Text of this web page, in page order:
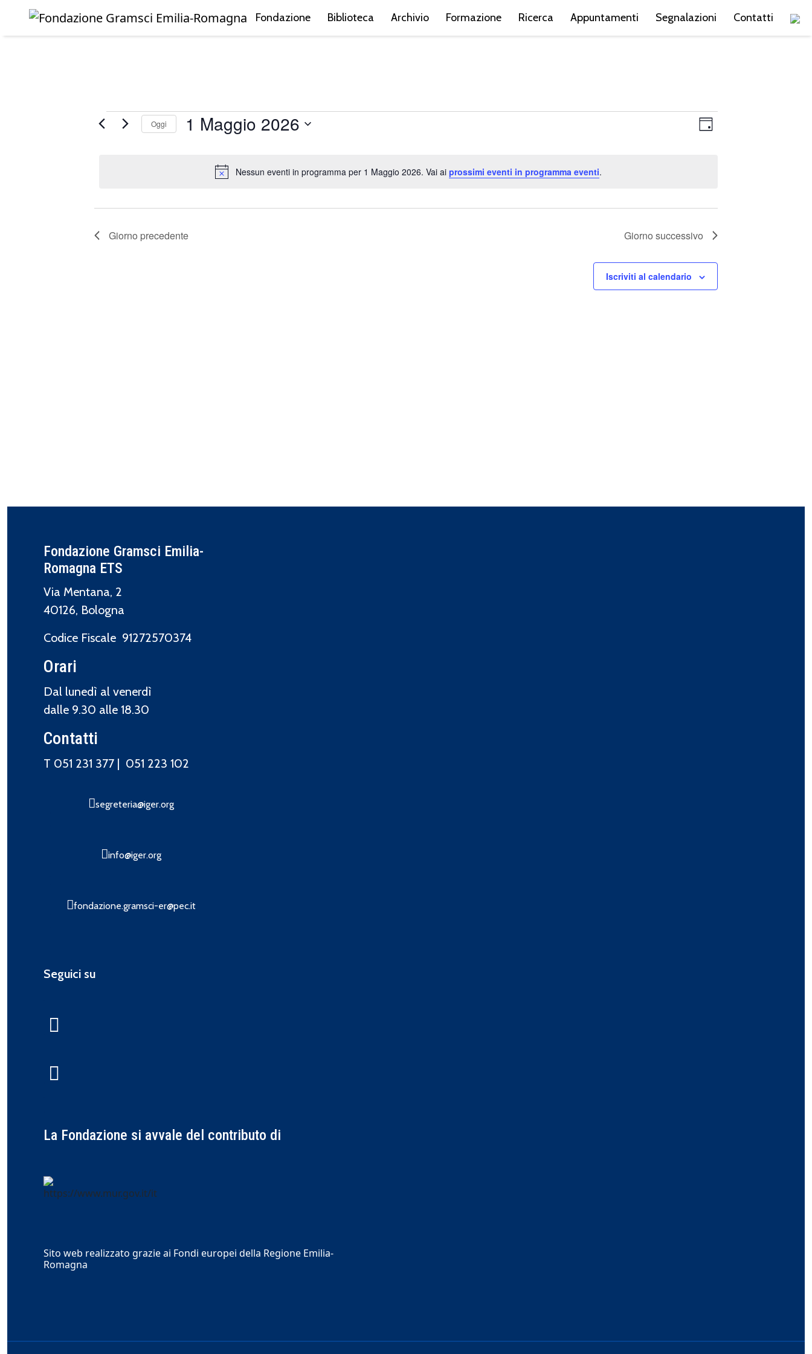
Fondazione Biblioteca Archivio Formazione Ricerca Appuntamenti Segnalazioni Contatti
Eventi
Maggio
2026
Notice
Nessun eventi in programma per 1 Maggio 2026. Vai ai prossimi eventi in programma eventi.
Viste
Evento
Giorno
Oggi 1 Maggio 2026
Giorno precedente Giorno successivo
Iscriviti al calendario
Fondazione Gramsci Emilia-
Romagna ETS
Via Mentana, 2
40126, Bologna
Codice Fiscale 91272570374
Orari
Dal lunedì al venerdì
dalle 9.30 alle 18.30
Contatti
T 051 231 377 | 051 223 102
segreteria@iger.org
info@iger.org
fondazione.gramsci-er@pec.it
Seguici su
La Fondazione si avvale del contributo di
Sito web realizzato grazie ai Fondi europei della Regione Emilia-
Romagna